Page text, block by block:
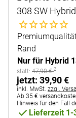
308 SW
Noch keine
Rand
Nur für Hybrid
statt:
statt: 47,90€ 2
jetzt:
jetzt: 39,90€
Steuerhinweis:
inkl. MwSt. zzgl.
Ab 35 €
Hinweis für den Fall
Lieferzeit 1-